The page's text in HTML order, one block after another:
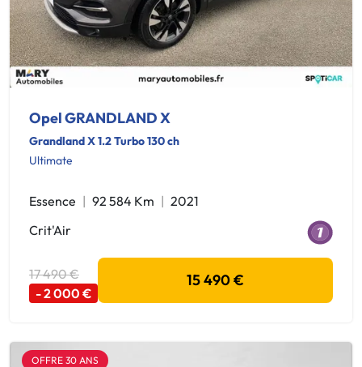
Opel GRANDLAND X
Grandland X 1.2 Turbo 130 ch
Ultimate
Essence 92 584 Km
2021
Crit'Air
17 490 €
- 2 000 €
15 490 €
OFFRE 30 ANS